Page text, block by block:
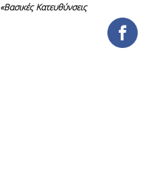
«Βασικές Κατευθύνσεις